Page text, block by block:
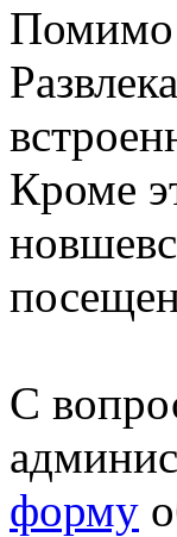
Помимо
Кроме
С
форму